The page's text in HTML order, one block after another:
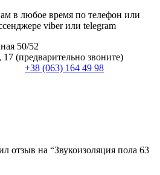
в любое время по телефон или
viber или telegram
50/52
(предварительно звоните)
+38 (063) 164 49 98
отзыв на “Звукоизоляция пола 63